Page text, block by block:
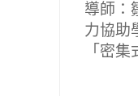
導師：
力協助
「密